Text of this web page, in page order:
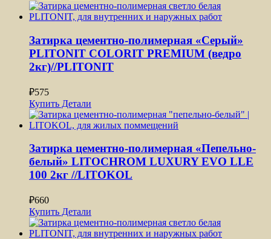
Затирка цементно-полимерная «Серый»
PLITONIT СOLORIT PREMIUM (ведро
2кг)//PLITONIT
₽575
Купить Детали
Затирка цементно-полимерная «Пепельно-
белый» LITOCHROM LUXURY EVO LLE
100 2кг //LITOKOL
₽660
Купить Детали